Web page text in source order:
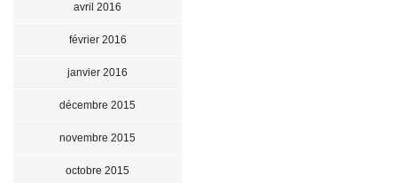
avril 2016
février 2016
janvier 2016
décembre 2015
novembre 2015
octobre 2015